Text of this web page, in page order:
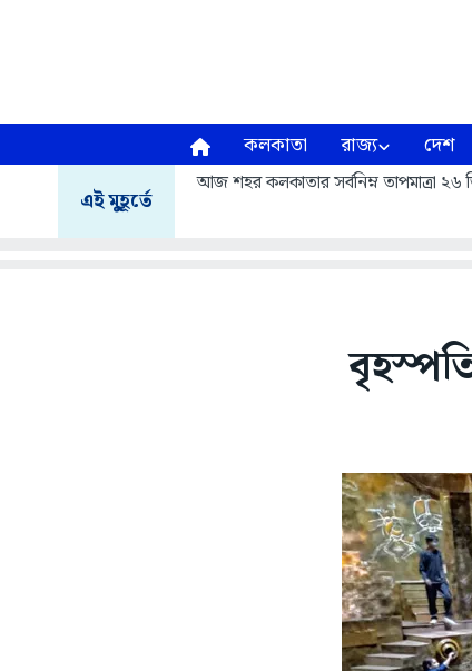
কলকাতা রাজ্য দেশ
এই মুহূর্তে
আজ শহর কলকাতার সর্বনিম্ন তাপমাত্রা ২৬